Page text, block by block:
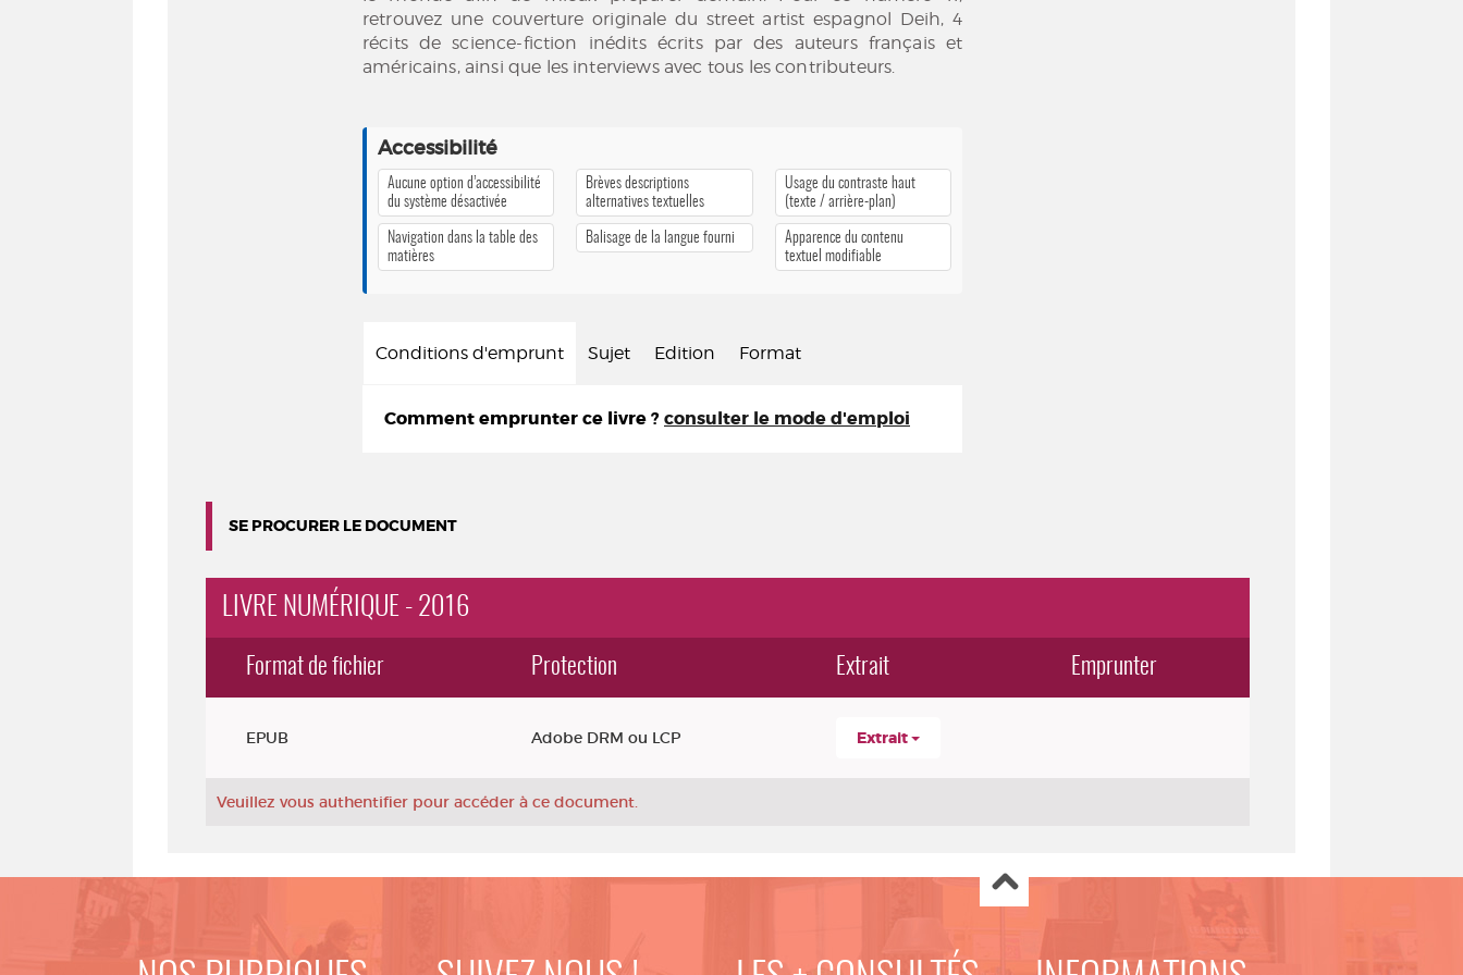
retrouvez une couverture originale du street artist espagnol Deih, 4
récits de science-fiction inédits écrits par des auteurs français et
américains, ainsi que les interviews avec tous les contributeurs.
Accessibilité
Aucune option d’accessibilité
du système désactivée
Navigation dans la table des
matières
Brèves descriptions
alternatives textuelles
Balisage de la langue fourni
Usage du contraste haut
(texte / arrière-plan)
Apparence du contenu
textuel modifiable
Conditions d'emprunt Sujet Edition Format
Comment emprunter ce livre ? consulter le mode d'emploi
SE PROCURER LE DOCUMENT
LIVRE NUMÉRIQUE - 2016
Format de fichier Protection Extrait Emprunter
EPUB Adobe DRM ou LCP Extrait
Veuillez vous authentifier pour accéder à ce document.